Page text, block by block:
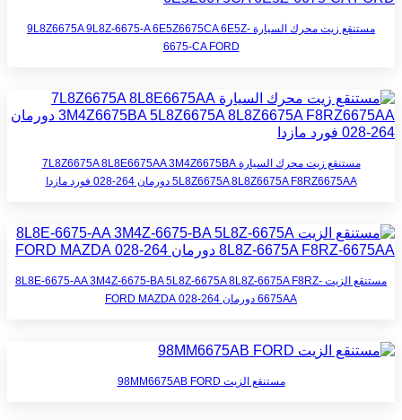
مستنقع زيت محرك السيارة 9L8Z6675A 9L8Z-6675-A 6E5Z6675CA 6E5Z-
6675-CA FORD
مستنقع زيت محرك السيارة 7L8Z6675A 8L8E6675AA 3M4Z6675BA
5L8Z6675A 8L8Z6675A F8RZ6675AA دورمان 264-028 فورد مازدا
مستنقع الزيت 8L8E-6675-AA 3M4Z-6675-BA 5L8Z-6675A 8L8Z-6675A F8RZ-
6675AA دورمان 264-028 FORD MAZDA
مستنقع الزيت 98MM6675AB FORD